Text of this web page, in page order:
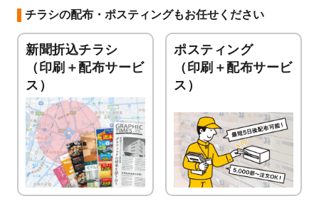
チラシの配布・ポスティングもお任せください
新聞折込チラシ
（印刷＋配布サービ
ス）
ポスティング
（印刷＋配布サービ
ス）